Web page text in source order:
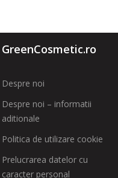
GreenCosmetic.ro
Despre noi
Despre noi – informatii
aditionale
Politica de utilizare cookie
Prelucrarea datelor cu
caracter personal